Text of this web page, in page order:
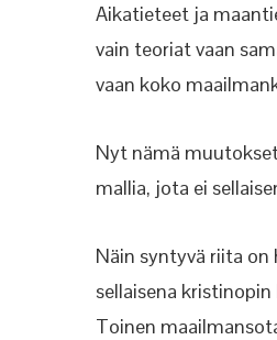
Aikatieteet ja
vain teoriat vaan
vaan koko
Nyt nämä
mallia, jota ei
Näin syntyvä riita on
sellaisena
Toinen